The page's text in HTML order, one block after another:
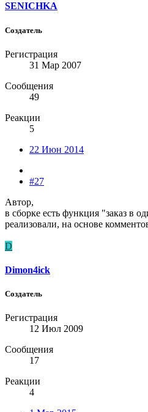
SENICHKA
Создатель
Регистрация
31 Мар 2007
Сообщения
49
Реакции
5
22 Июн 2014
#27
Автор,
в сборке есть функция "заказ в
реализовали, на основе
D
Dimon4ick
Создатель
Регистрация
12 Июл 2009
Сообщения
17
Реакции
4